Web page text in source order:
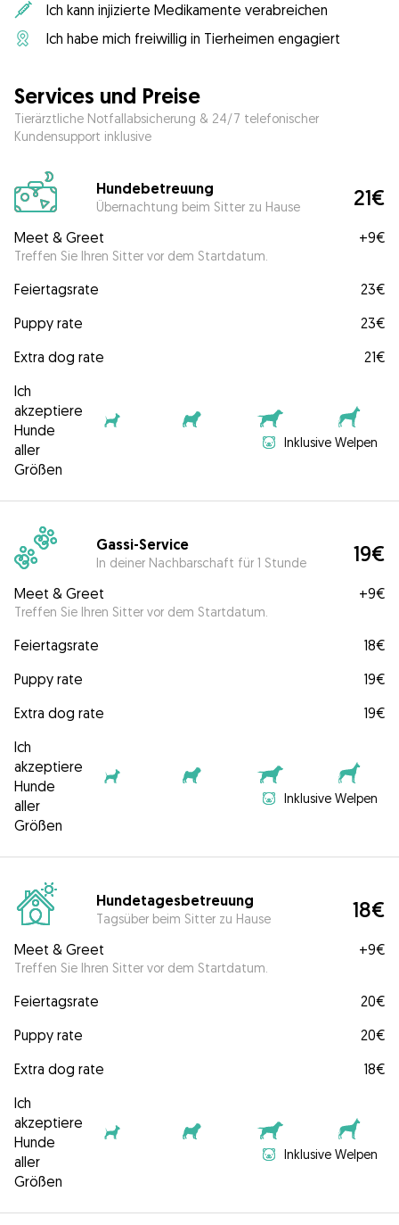
Ich kann injizierte Medikamente verabreichen
Ich habe mich freiwillig in Tierheimen engagiert
Services und Preise
Tierärztliche Notfallabsicherung & 24/7 telefonischer
Kundensupport inklusive
Hundebetreuung
Übernachtung beim Sitter zu Hause 21€
Meet & Greet
Treffen Sie Ihren Sitter vor dem Startdatum.
+9€
Feiertagsrate
23€
Puppy rate
23€
Extra dog rate
21€
Ich
akzeptiere
Hunde
aller
Größen
Inklusive Welpen
Gassi-Service
In deiner Nachbarschaft für 1 Stunde 19€
Meet & Greet
Treffen Sie Ihren Sitter vor dem Startdatum.
+9€
Feiertagsrate
18€
Puppy rate
19€
Extra dog rate
19€
Ich
akzeptiere
Hunde
aller
Größen
Inklusive Welpen
Hundetagesbetreuung
Tagsüber beim Sitter zu Hause 18€
Meet & Greet
Treffen Sie Ihren Sitter vor dem Startdatum.
+9€
Feiertagsrate
20€
Puppy rate
20€
Extra dog rate
18€
Ich
akzeptiere
Hunde
aller
Größen
Inklusive Welpen